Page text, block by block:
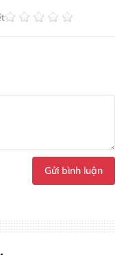
Gửi bình luận